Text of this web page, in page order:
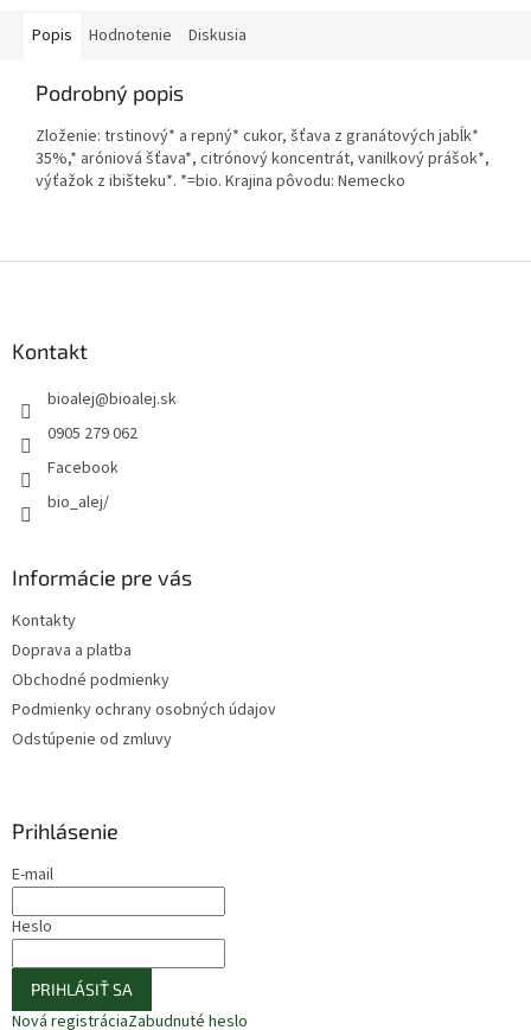
Popis Hodnotenie Diskusia
Podrobný popis
Zloženie: trstinový* a repný* cukor, šťava z granátových jabĺk*
35%,* aróniová šťava*, citrónový koncentrát, vanilkový prášok*,
výťažok z ibišteku*. *=bio. Krajina pôvodu: Nemecko
Kontakt
bioalej@bioalej.sk
0905 279 062
Facebook
bio_alej/
Informácie pre vás
Kontakty
Doprava a platba
Obchodné podmienky
Podmienky ochrany osobných údajov
Odstúpenie od zmluvy
Prihlásenie
E-mail
Heslo
PRIHLÁSIŤ SA
Nová registráciaZabudnuté heslo